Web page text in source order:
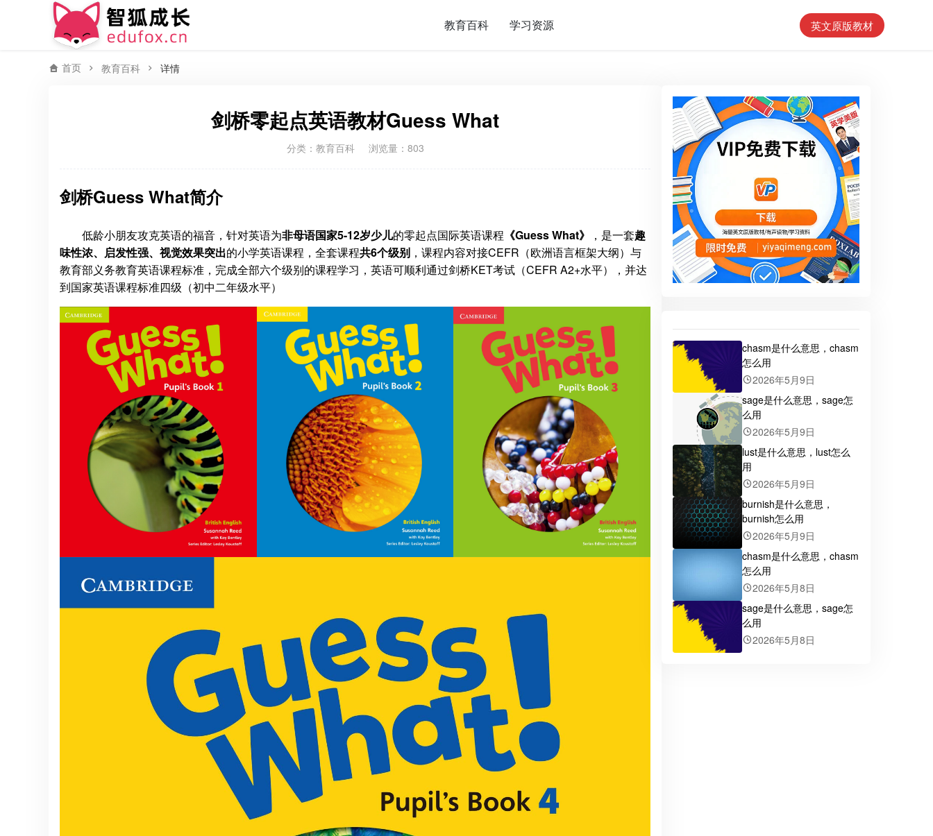
教育百科 学习资源 英文原版教材
首页 教育百科 详情
剑桥零起点英语教材Guess What
分类： 教育百科 浏览量：803
剑桥Guess What简介
低龄小朋友攻克英语的福音，针对英语为非母语国家5-12岁少儿的零起点国际英语课程 《Guess What》 ，是一套趣
味性浓、启发性强、视觉效果突出的小学英语课程，全套课程共6个级别 ，课程内容对接CEFR（欧洲语言框架大纲）与
教育部义务教育英语课程标准，完成全部六个级别的课程学习，英语可顺利通过剑桥KET考试（CEFR A2+水平），并达
到国家英语课程标准四级（初中二年级水平）
chasm是什么意思，chasm
怎么用
2026年5月9日
sage是什么意思，sage怎
么用
2026年5月9日
lust是什么意思，lust怎么
用
2026年5月9日
burnish是什么意思，
burnish怎么用
2026年5月9日
chasm是什么意思，chasm
怎么用
2026年5月8日
sage是什么意思，sage怎
么用
2026年5月8日